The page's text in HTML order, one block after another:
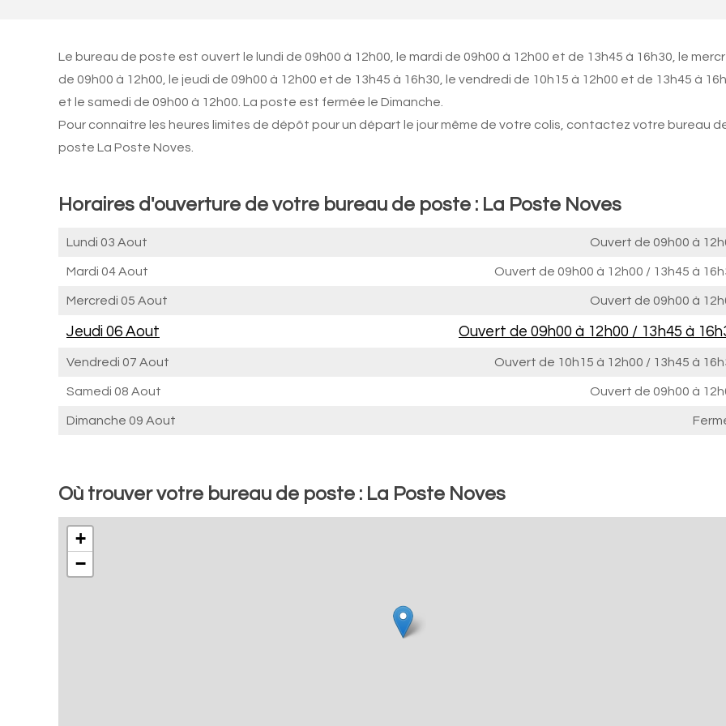
Le bureau de poste est ouvert le lundi de 09h00 à 12h00, le mardi de 09h00 à 12h00 et de 13h45 à 16h30, le
de 09h00 à 12h00, le jeudi de 09h00 à 12h00 et de 13h45 à 16h30, le vendredi de 10h15 à 12h00 et de 13h45 à
et le samedi de 09h00 à 12h00. La poste est fermée le Dimanche.
Pour connaitre les heures limites de dépôt pour un départ le jour même de votre colis, contactez votre bureau
poste La Poste Noves.
Horaires d'ouverture de votre bureau de poste : La Poste Noves
Lundi 03 Aout Ouvert de 09h00 à
Mardi 04 Aout Ouvert de 09h00 à 12h00 / 13h45 à
Mercredi 05 Aout Ouvert de 09h00 à
Jeudi 06 Aout Ouvert de 09h00 à 12h00 / 13h45 à
Vendredi 07 Aout Ouvert de 10h15 à 12h00 / 13h45 à
Samedi 08 Aout Ouvert de 09h00 à
Dimanche 09 Aout
Où trouver votre bureau de poste : La Poste Noves
+
−